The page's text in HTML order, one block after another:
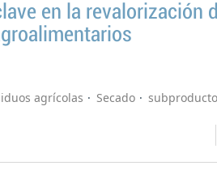
en la revalorización
agrícolas
Secado